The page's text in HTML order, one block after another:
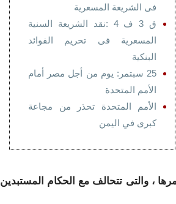
فى الشريعة المسعرية
ق 3 ف 4 :نقد الشريعة السنية
المسعرية فى تحريم الفوائد
البنكية
25 سبتمر: يوم من أجل مصر أمام
الأمم المتحدة
الأمم المتحدة تحذر من مجاعة
كبرى في اليمن
، والتى تتحالف مع الحكام المستبدين